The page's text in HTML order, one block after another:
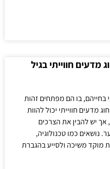
מדעים חווייתי בגיל
בחייהם, בו הם מפתחים זהות
מדעים חווייתי יכול להוות
יש להבין את הצרכים
נושאים כמו טכנולוגיה,
מוקד משיכה ולסייע בהגברת